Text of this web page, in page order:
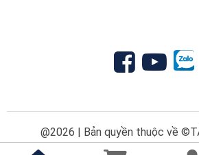
@2026 | Bản quyền thuộc về